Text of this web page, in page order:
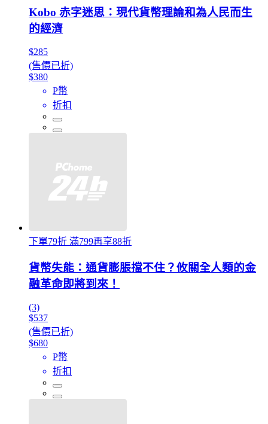
Kobo 赤字迷思：現代貨幣理論和為人民而生
的經濟
$285
(售價已折)
$380
P幣
折扣
下單79折 滿799再享88折
貨幣失能：通貨膨脹擋不住？攸關全人類的金
融革命即將到來！
(3)
$537
(售價已折)
$680
P幣
折扣